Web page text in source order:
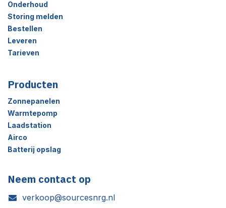
Onderhoud
Storing melden
Bestellen
Leveren
Tarieven
Producten
Zonnepanelen
Warmtepomp
Laadstation
Airco
Batterij opslag
Neem contact op
verkoop@sourcesnrg.nl